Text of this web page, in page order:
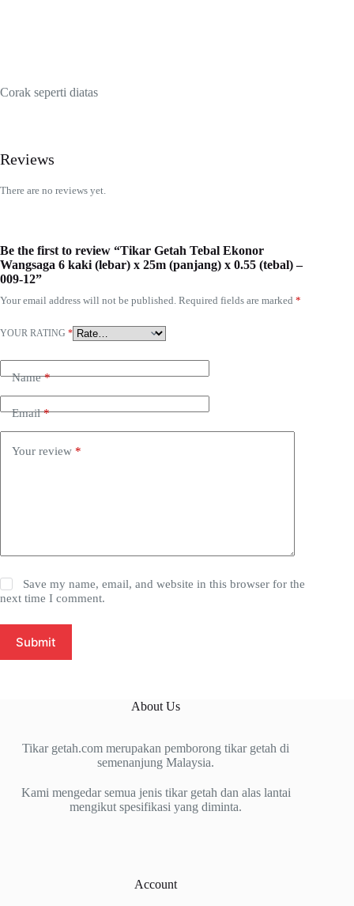
Corak seperti diatas
Reviews
There are no reviews yet.
Be the first to review “Tikar Getah Tebal Ekonor
Wangsaga 6 kaki (lebar) x 25m (panjang) x 0.55 (tebal) –
009-12”
Your email address will not be published. Required fields are marked *
YOUR RATING *
Name*
Email*
Your review *
Save my name, email, and website in this browser for the
next time I comment.
Submit
About Us
Tikar getah.com merupakan pemborong tikar getah di
semenanjung Malaysia.
Kami mengedar semua jenis tikar getah dan alas lantai
mengikut spesifikasi yang diminta.
Account